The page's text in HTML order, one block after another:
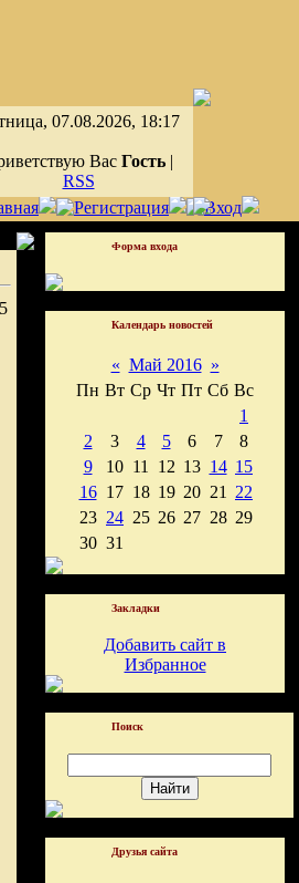
07.08.2026, 18:17
Вас Гость |
RSS
Форма входа
Календарь новостей
« Май 2016 »
Пн Вт Ср Чт Пт Сб Вс
1
2
3 4 5 6 7
8
9
10 11 12 13 14 15
16 17 18 19 20 21
22
23 24 25 26 27 28 29
30 31
Закладки
Добавить сайт в
Избранное
Поиск
Друзья сайта